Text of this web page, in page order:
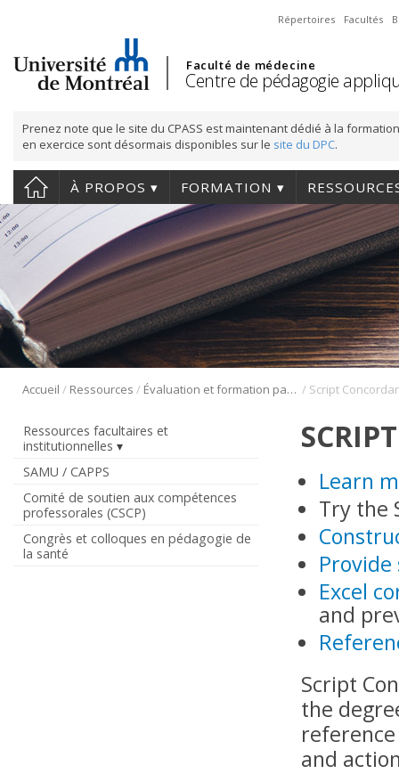
Répertoires Facultés
Faculté de médecine
Centre de pédagogie
Prenez note que le site du CPASS est maintenant dédié à la
en exercice sont désormais disponibles sur le site du DPC.
À PROPOS FORMATION
Accueil / Ressources / Évaluation et formation par concordance / Script
Ressources facultaires et
institutionnelles
SAMU / CAPPS
Comité de soutien aux compétences
professorales (CSCP)
Congrès et colloques en pédagogie de
la santé
Learn
Try the
Provide
Excel
and
Script
the
and